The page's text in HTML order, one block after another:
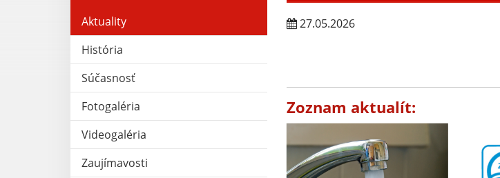
Aktuality
História
Súčasnosť
Fotogaléria
Videogaléria
Zaujímavosti
27.05.2026
Zoznam aktualít: